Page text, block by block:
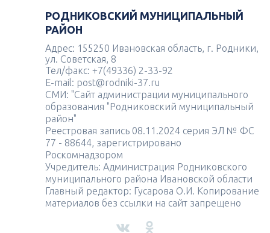
РОДНИКОВСКИЙ МУНИЦИПАЛЬНЫЙ
РАЙОН
Адрес: 155250 Ивановская область, г. Родники,
ул. Советская, 8
Тел/факс: +7(49336) 2-33-92
E-mail: post@rodniki-37.ru
СМИ: "Сайт администрации муниципального
образования "Родниковский муниципальный
район"
Реестровая запись 08.11.2024 серия ЭЛ № ФС
77 - 88644, зарегистрировано
Роскомнадзором
Учредитель: Администрация Родниковского
муниципального района Ивановской области
Главный редактор: Гусарова О.И. Копирование
материалов без ссылки на сайт запрещено